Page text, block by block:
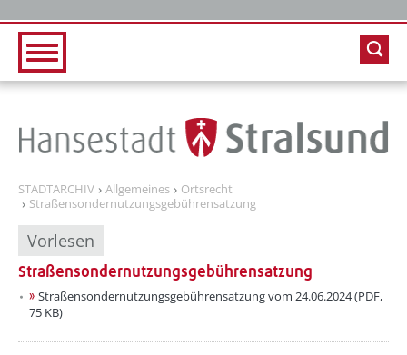
STADTARCHIV Allgemeines
Ortsrecht
Straßensondernutzungsgebührensatzung
Vorlesen
Straßensondernutzungsgebührensatzung
Straßensondernutzungsgebührensatzung vom 24.06.2024 (PDF,
75 KB)